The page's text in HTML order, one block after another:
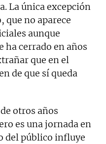
La única excepción
que no aparece
aunque
ha cerrado en años
que en el
de que sí queda
otros años
es una jornada en
del público influye